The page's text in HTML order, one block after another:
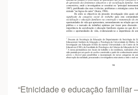
“Etnicidade e educação familiar